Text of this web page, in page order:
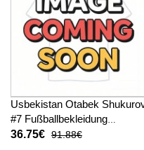
Usbekistan Otabek
#7 Fußballbekleidung
Heimtrikot Kinder WM 2026
36.75€ 91.88€